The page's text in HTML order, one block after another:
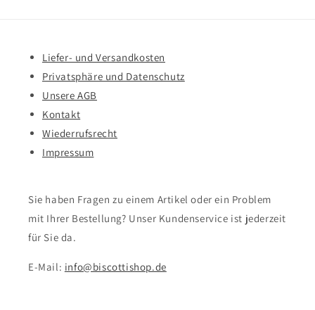
Liefer- und Versandkosten
Privatsphäre und Datenschutz
Unsere AGB
Kontakt
Wiederrufsrecht
Impressum
Sie haben Fragen zu einem Artikel oder ein Problem
mit Ihrer Bestellung? Unser Kundenservice ist jederzeit
für Sie da.
E-Mail: info@biscottishop.de